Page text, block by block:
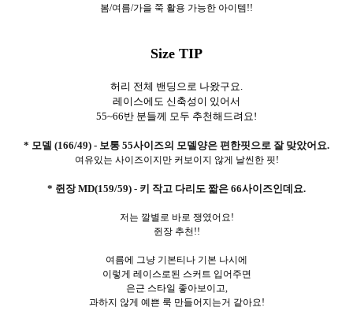
봄/여름/가을 쭉 활용 가능한 아이템!!
Size TIP
허리 전체 밴딩으로 나왔구요.
레이스에도 신축성이 있어서
55~66반 분들께 모두 추천해드려요!
* 모델 (166/49) - 보통 55사이즈의 모델양은 편한핏으로 잘 맞았어요.
여유있는 사이즈이지만 커보이지 않게 날씬한 핏!
* 쥔장 MD(159/59) - 키 작고 다리도 짧은 66사이즈인데요.
저는 깔별로 바로 쟁였어요!
쥔장 추천!!
여름에 그냥 기본티나 기본 나시에
이렇게 레이스로된 스커트 입어주면
은근 스타일 좋아보이고,
과하지 않게 예쁜 룩 만들어지는거 같아요!